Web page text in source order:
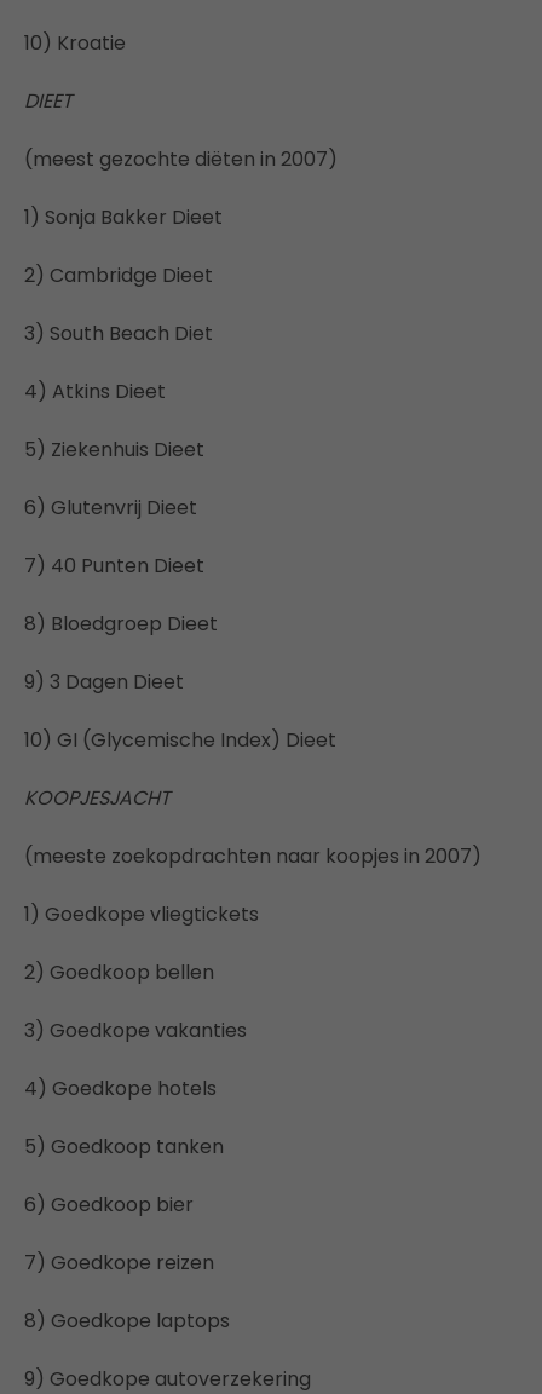
10) Kroatie
DIEET
(meest gezochte diëten in 2007)
1) Sonja Bakker Dieet
2) Cambridge Dieet
3) South Beach Diet
4) Atkins Dieet
5) Ziekenhuis Dieet
6) Glutenvrij Dieet
7) 40 Punten Dieet
8) Bloedgroep Dieet
9) 3 Dagen Dieet
10) GI (Glycemische Index) Dieet
KOOPJESJACHT
(meeste zoekopdrachten naar koopjes in 2007)
1) Goedkope vliegtickets
2) Goedkoop bellen
3) Goedkope vakanties
4) Goedkope hotels
5) Goedkoop tanken
6) Goedkoop bier
7) Goedkope reizen
8) Goedkope laptops
9) Goedkope autoverzekering